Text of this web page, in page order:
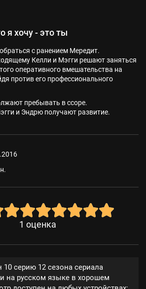
я хочу - это ты
с ранением Мередит.
Келли и Мэгги решают заняться
оперативного вмешательства на
против его профессионального
пребывать в ссоре.
и Эндрю получают развитие.
1 оценка
10 серию 12 сезона сериала
на русском языке в хорошем